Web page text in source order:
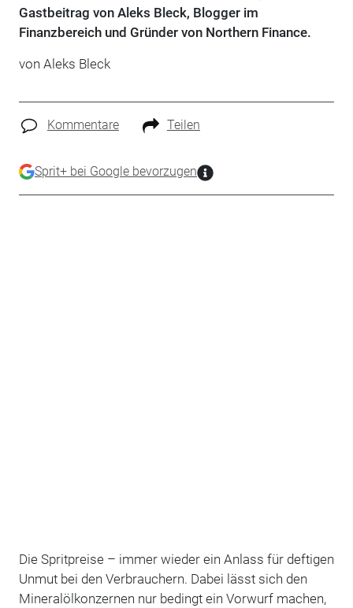
Gastbeitrag von Aleks Bleck, Blogger im
Finanzbereich und Gründer von Northern Finance.
von Aleks Bleck
Kommentare Teilen
Sprit+ bei Google bevorzugen
Die Spritpreise – immer wieder ein Anlass für deftigen
Unmut bei den Verbrauchern. Dabei lässt sich den
Mineralölkonzernen nur bedingt ein Vorwurf machen,